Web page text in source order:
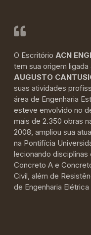
O Escritório ACN
tem sua origem
AUGUSTO
suas atividades
área de Engenharia
esteve envolvido no
mais de 2.350 obras
2008, ampliou sua
na Pontifícia
lecionando
Concreto A e
Civil, além de
de Engenharia